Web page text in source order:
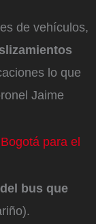
de vehículos,
lo que
Jaime
para el
bus que